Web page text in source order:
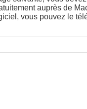
auprès de
vous pouvez le